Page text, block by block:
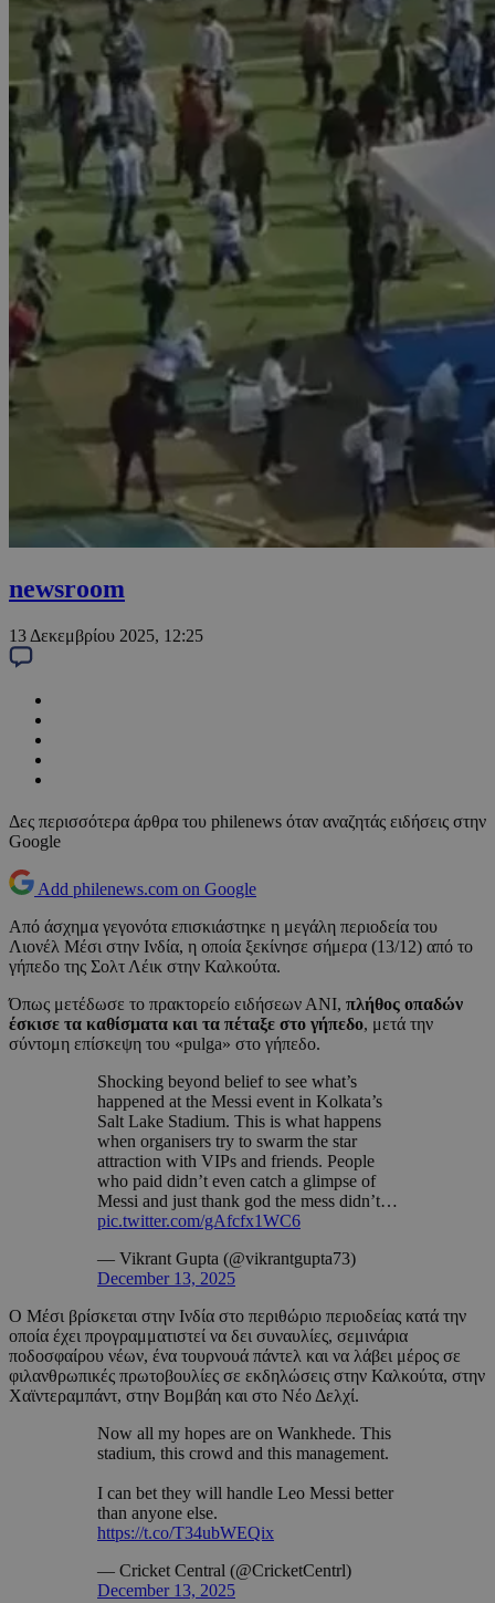
newsroom
13 Δεκεμβρίου 2025, 12:25
Δες περισσότερα άρθρα του philenews όταν αναζητάς ειδήσεις στην
Google
Add philenews.com on Google
Από άσχημα γεγονότα επισκιάστηκε η μεγάλη περιοδεία του
Λιονέλ Μέσι στην Ινδία, η οποία ξεκίνησε σήμερα (13/12) από το
γήπεδο της Σολτ Λέικ στην Καλκούτα.
Όπως μετέδωσε το πρακτορείο ειδήσεων ΑΝΙ, πλήθος οπαδών
έσκισε τα καθίσματα και τα πέταξε στο γήπεδο, μετά την
σύντομη επίσκεψη του «pulga» στο γήπεδο.
Shocking beyond belief to see what’s
happened at the Messi event in Kolkata’s
Salt Lake Stadium. This is what happens
when organisers try to swarm the star
attraction with VIPs and friends. People
who paid didn’t even catch a glimpse of
Messi and just thank god the mess didn’t…
pic.twitter.com/gAfcfx1WC6
— Vikrant Gupta (@vikrantgupta73)
December 13, 2025
Ο Μέσι βρίσκεται στην Ινδία στο περιθώριο περιοδείας κατά την
οποία έχει προγραμματιστεί να δει συναυλίες, σεμινάρια
ποδοσφαίρου νέων, ένα τουρνουά πάντελ και να λάβει μέρος σε
φιλανθρωπικές πρωτοβουλίες σε εκδηλώσεις στην Καλκούτα, στην
Χαϊντεραμπάντ, στην Βομβάη και στο Νέο Δελχί.
Now all my hopes are on Wankhede. This
stadium, this crowd and this management.
I can bet they will handle Leo Messi better
than anyone else.
https://t.co/T34ubWEQix
— Cricket Central (@CricketCentrl)
December 13, 2025